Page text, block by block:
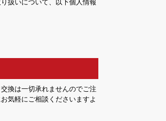
扱いについて、以下個人情報
換は一切承れませんのでご注
気軽にご相談くださいますよ